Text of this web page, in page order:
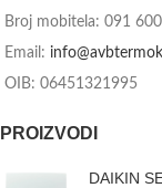
Broj mobitela: 091
Email:
OIB: 06451321995
PROIZVODI
DAIKIN